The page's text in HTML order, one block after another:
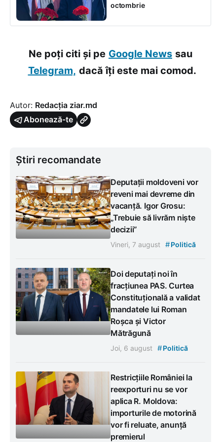
octombrie
Ne poți citi și pe Google News sau
Telegram, dacă îți este mai comod.
Autor: Redacția ziar.md
Abonează-te
Știri recomandate
Deputații moldoveni vor
reveni mai devreme din
vacanță. Igor Grosu:
„Trebuie să livrăm niște
decizii”
Vineri, 7 august #Politică
Doi deputați noi în
fracțiunea PAS. Curtea
Constituțională a validat
mandatele lui Roman
Roșca și Victor
Mătrăgună
Joi, 6 august #Politică
Restricțiile României la
reexporturi nu se vor
aplica R. Moldova:
importurile de motorină
vor fi reluate, anunță
premierul